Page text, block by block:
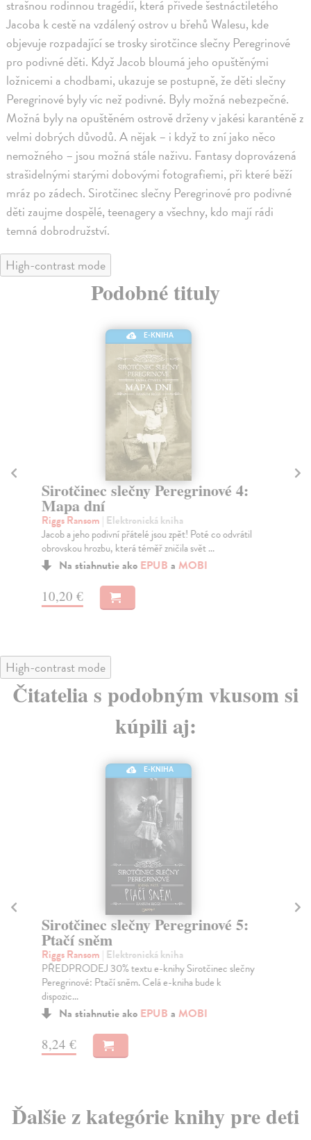
strašnou rodinnou tragédií, která přivede šestnáctiletého
Jacoba k cestě na vzdálený ostrov u břehů Walesu, kde
objevuje rozpadající se trosky sirotčince slečny Peregrinové
pro podivné děti. Když Jacob bloumá jeho opuštěnými
ložnicemi a chodbami, ukazuje se postupně, že děti slečny
Peregrinové byly víc než podivné. Byly možná nebezpečné.
Možná byly na opuštěném ostrově drženy v jakési karanténě z
velmi dobrých důvodů. A nějak – i když to zní jako něco
nemožného – jsou možná stále naživu. Fantasy doprovázená
strašidelnými starými dobovými fotografiemi, při které běží
mráz po zádech. Sirotčinec slečny Peregrinové pro podivné
děti zaujme dospělé, teenagery a všechny, kdo mají rádi
temná dobrodružství.
High-contrast mode
Podobné tituly
E-KNIHA
Sirotčinec slečny Peregrinové 4:
Mapa dní
Riggs Ransom | Elektronická kniha
Jacob a jeho podivní přátelé jsou zpět! Poté co odvrátil
obrovskou hrozbu, která téměř zničila svět ...
Na stiahnutie ako EPUB a MOBI
10,20 €
High-contrast mode
Čitatelia s podobným vkusom si
kúpili aj:
E-KNIHA
Sirotčinec slečny Peregrinové 5:
Ptačí sněm
Riggs Ransom | Elektronická kniha
PŘEDPRODEJ 30% textu e-knihy Sirotčinec slečny
Peregrinové: Ptačí sněm. Celá e-kniha bude k
dispozic...
Na stiahnutie ako EPUB a MOBI
8,24 €
Ďalšie z kategórie knihy pre deti